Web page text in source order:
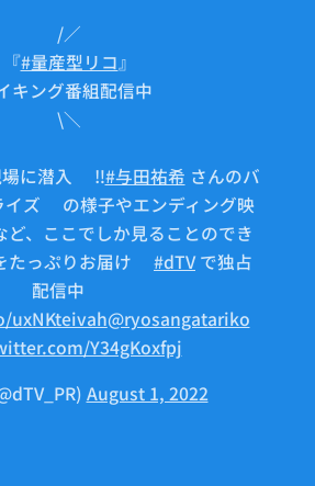
/／
『#量産型リコ』
キング番組配信中🤖✨
\＼
場に潜入🔍‼️#与田祐希 さんのバ
イズ🎂の様子やエンディング映
ど、ここでしか見ることのでき
たっぷりお届け❣️ #dTVで独占
配信中✨
uxNKteivah@ryosangatariko
Y34gKoxfpj
August 1, 2022